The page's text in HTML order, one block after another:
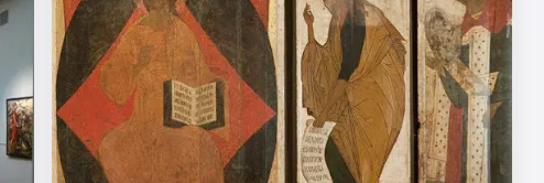
11 класс
Дарвиновский музей
📍 ПО ГОРОДАМ
Москва Подмосковье